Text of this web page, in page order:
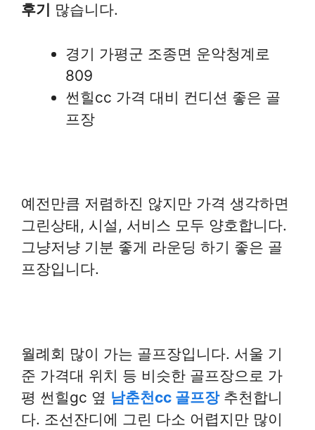
후기
많습니다.
경기 가평군 조종면 운악청계로
809
썬힐cc 가격 대비 컨디션 좋은 골
프장
예전만큼 저렴하진 않지만 가격 생각하면
그린상태, 시설, 서비스 모두 양호합니다.
그냥저냥 기분 좋게 라운딩 하기 좋은 골
프장입니다.
월례회 많이 가는 골프장입니다. 서울 기
준 가격대 위치 등 비슷한 골프장으로 가
평 썬힐gc 옆 남춘천cc 골프장추천합니
다. 조선잔디에 그린 다소 어렵지만 많이